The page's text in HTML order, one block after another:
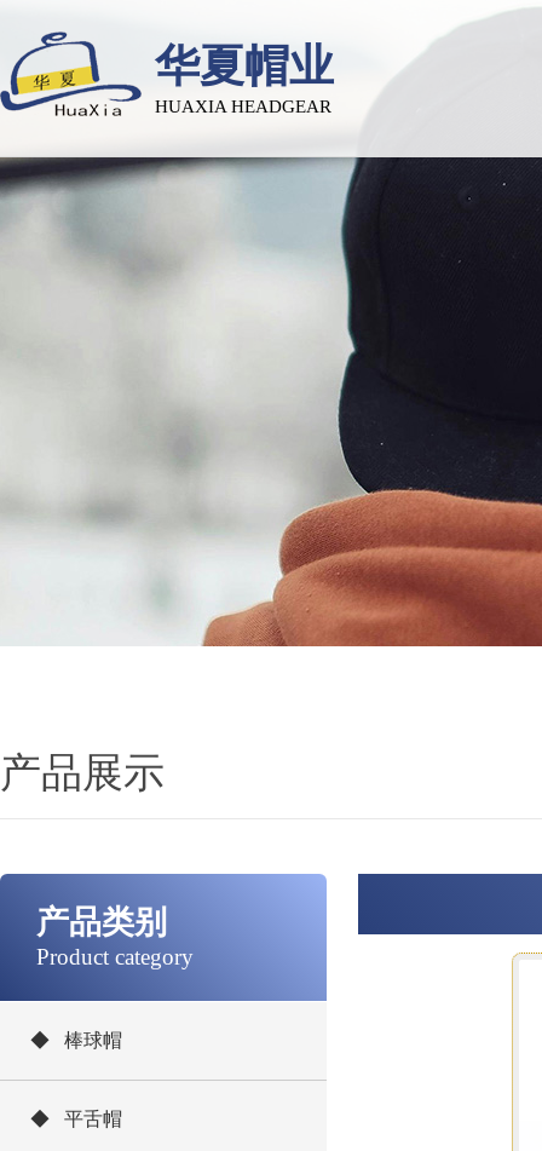
华夏帽业
HUAXIA HEADGEAR
产品展示
产品类别
Product category
◆ 棒球帽
◆ 平舌帽